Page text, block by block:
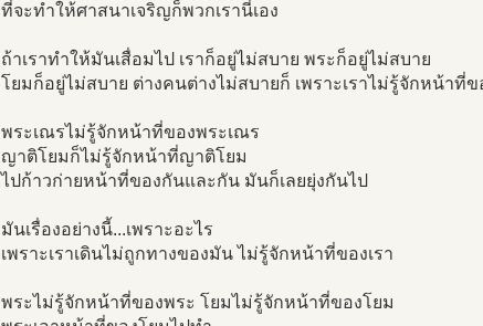
ที่จะทำให้ศาสนาเจริญก็พวกเรานี่เอง
ถ้าเราทำให้มันเสื่อมไป เราก็อยู่ไม่สบาย พระก็อยู่ไม่สบาย
โยมก็อยู่ไม่สบาย ต่างคนต่างไม่สบายก็ เพราะเราไม่รู้จักหน้าที่ข
พระเณรไม่รู้จักหน้าที่ของพระเณร
ญาติโยมก็ไม่รู้จักหน้าที่ญาติโยม
ไปก้าวก่ายหน้าที่ของกันและกัน มันก็เลยยุ่งกันไป
มันเรื่องอย่างนี้...เพราะอะไร
เพราะเราเดินไม่ถูกทางของมัน ไม่รู้จักหน้าที่ของเรา
พระไม่รู้จักหน้าที่ของพระ โยมไม่รู้จักหน้าที่ของโยม